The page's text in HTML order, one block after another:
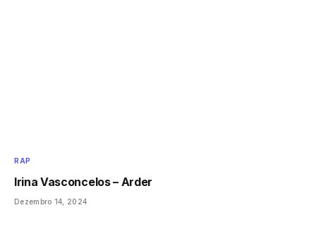
RAP
Irina Vasconcelos – Arder
Dezembro 14, 2024